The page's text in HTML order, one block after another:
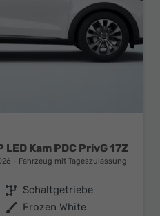
Kam PDC PrivG 17Z
Fahrzeug mit Tageszulassung
Getriebe Schaltgetriebe
Außenfarbe Frozen White